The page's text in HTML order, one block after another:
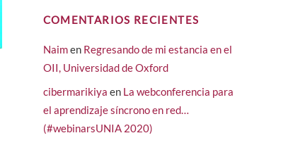
COMENTARIOS RECIENTES
Naimen Regresando de mi estancia en el
OII, Universidad de Oxford
cibermarikiya en La webconferencia para
el aprendizaje síncrono en red…
(#webinarsUNIA 2020)